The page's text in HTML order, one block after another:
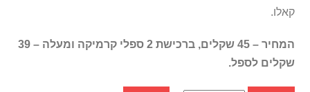
קאלו.
המחיר – 45 שקלים, ברכישת 2 ספלי קרמיקה ומעלה – 39
שקלים לספל.